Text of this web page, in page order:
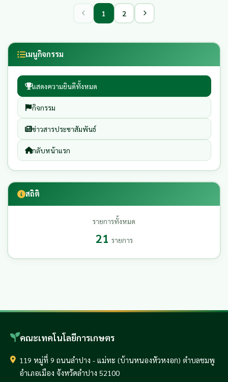
1 2
เมนูกิจกรรม
แสดงความยินดีทั้งหมด
กิจกรรม
ข่าวสารประชาสัมพันธ์
กลับหน้าแรก
สถิติ
รายการทั้งหมด
21 รายการ
คณะเทคโนโลยีการเกษตร
119 หมู่ที่ 9 ถนนลำปาง - แม่ทะ (บ้านหนองหัวหงอก) ตำบลชมพู
อำเภอเมือง จังหวัดลำปาง 52100